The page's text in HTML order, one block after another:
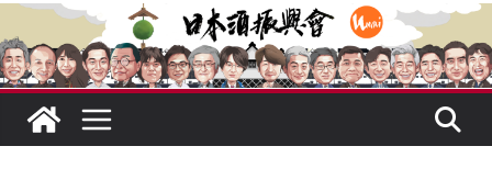
市場！梅乃宿上市背後的密碼
龜之井酒造：口說上手 – 山形純米大
吟釀的堅持與傳承 ～ くどき上手